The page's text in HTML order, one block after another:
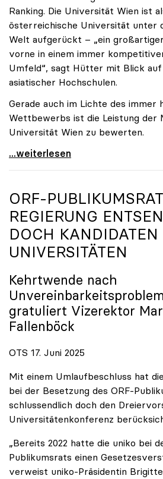
Ranking. Die Universität Wien ist
österreichische Universität unter
Welt aufgerückt – „ein
vorne in einem immer
Umfeld“, sagt Hütter mit Blick
asiatischer Hochschulen.
Gerade auch im Lichte des immer
Wettbewerbs ist die Leistung der
Universität Wien zu bewerten.
„Top-Rankingplätze heimischer
...weiterlesen
ORF-
REGIERUNG
DOCH KANDIDATEN
UNIVERSITÄTEN
Kehrtwende nach
gratuliert Vizerektor
Fallenböck
OTS 17. Juni 2025
Mit einem Umlaufbeschluss hat
bei der Besetzung des ORF-
schlussendlich doch den
Universitätenkonferenz
„Bereits 2022 hatte die uniko bei
Publikumsrats einen
verweist uniko-Präsidentin